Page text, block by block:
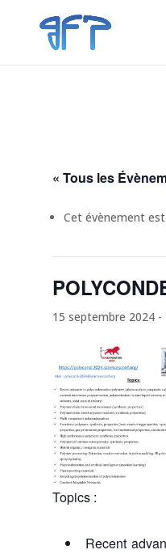
« Tous les
Cet évènement est
15 septembre 2024-
Topics :
Recent